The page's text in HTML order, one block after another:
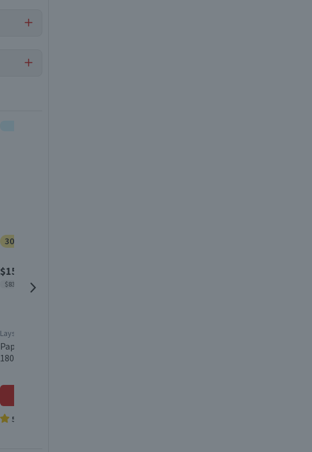
30% dcto.
$1505
$8361 x kg
Lays
Papas Fritas Lay's Corte Americano
180 g
5.0